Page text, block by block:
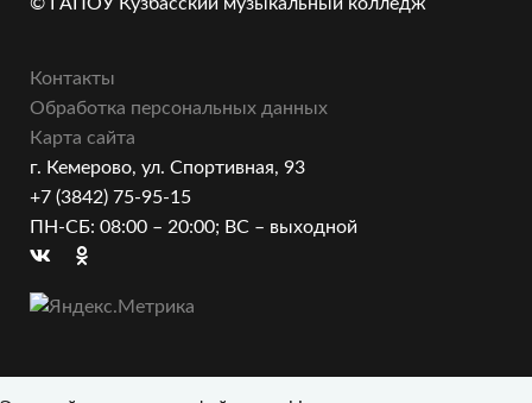
Контакты
Обработка персональных данных
Карта сайта
г. Кемерово, ул. Спортивная, 93
+7 (3842) 75-95-15
ПН-СБ: 08:00 – 20:00; ВС – выходной